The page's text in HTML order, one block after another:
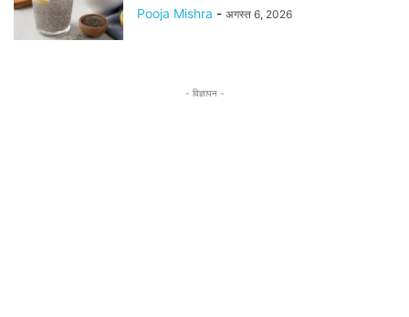
Pooja Mishra - अगस्त 6, 2026
- विज्ञापन -